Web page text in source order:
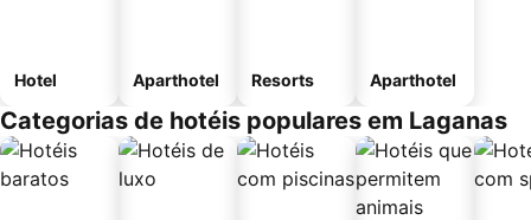
Hotel Aparthotel Resorts Aparthotel
Categorias de hotéis populares em Laganas